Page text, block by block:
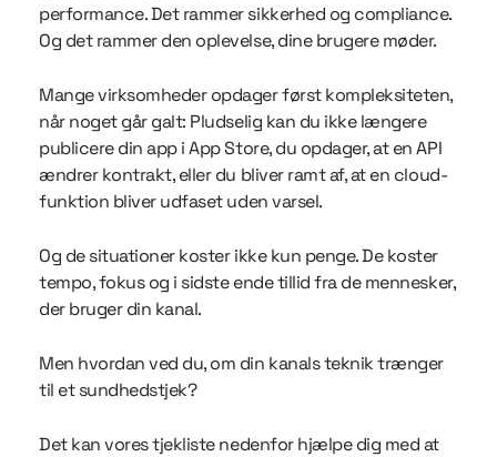
performance. Det rammer sikkerhed og compliance.
Og det rammer den oplevelse, dine brugere møder.
Mange virksomheder opdager først kompleksiteten,
når noget går galt: Pludselig kan du ikke længere
publicere din app i App Store, du opdager, at en API
ændrer kontrakt, eller du bliver ramt af, at en cloud-
funktion bliver udfaset uden varsel.
Og de situationer koster ikke kun penge. De koster
tempo, fokus og i sidste ende tillid fra de mennesker,
der bruger din kanal.
Men hvordan ved du, om din kanals teknik trænger
til et sundhedstjek?
Det kan vores tjekliste nedenfor hjælpe dig med at